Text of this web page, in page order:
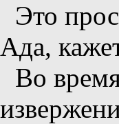
Это
Ада,
Во